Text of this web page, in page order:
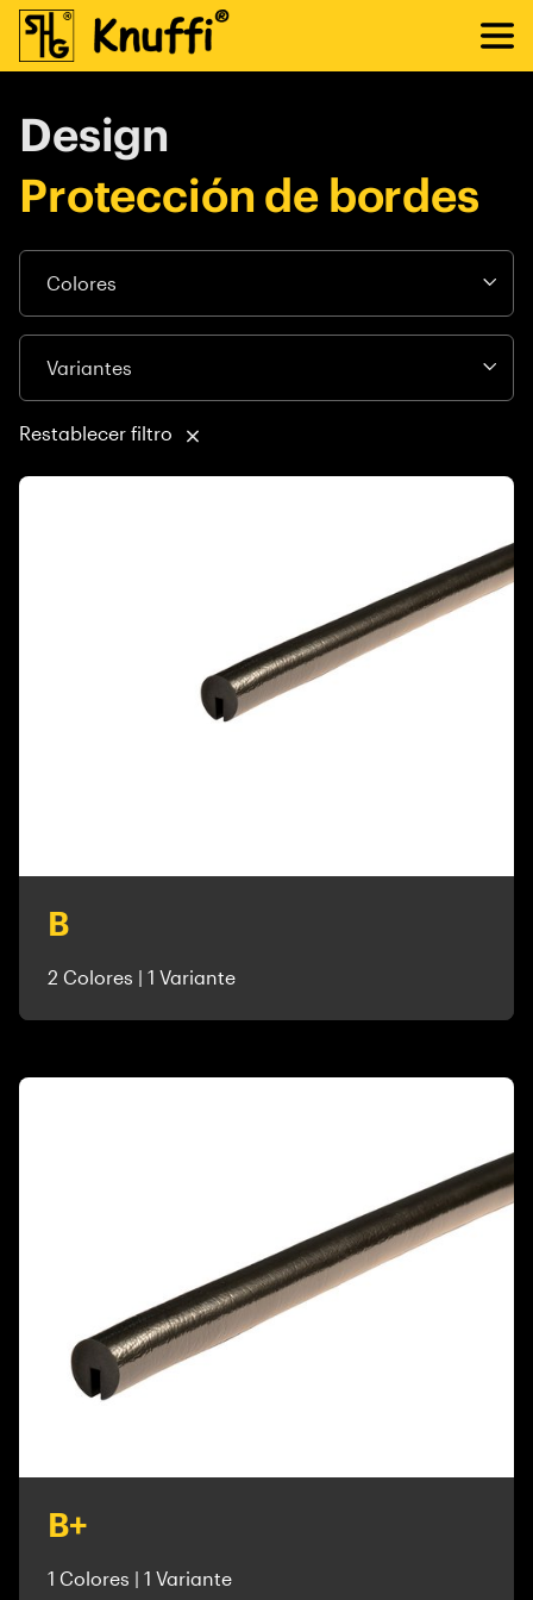
Design
Protección de bordes
Restablecer filtro
B
2 Colores | 1 Variante
B+
1 Colores | 1 Variante